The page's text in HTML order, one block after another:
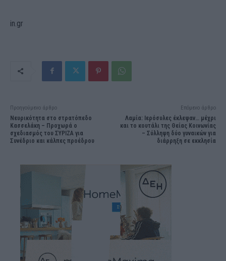
in.gr
Προηγούμενο άρθρο
Νευρικότητα στο στρατόπεδο
Κασσελάκη – Προχωρά ο
σχεδιασμός του ΣΥΡΙΖΑ για
Συνέδριο και κάλπες προέδρου
Επόμενο άρθρο
Λαμία: Ιερόσυλες έκλεψαν… μέχρι
και το κουτάλι της Θείας Κοινωνίας
– Σύλληψη δύο γυναικών για
διάρρηξη σε εκκλησία